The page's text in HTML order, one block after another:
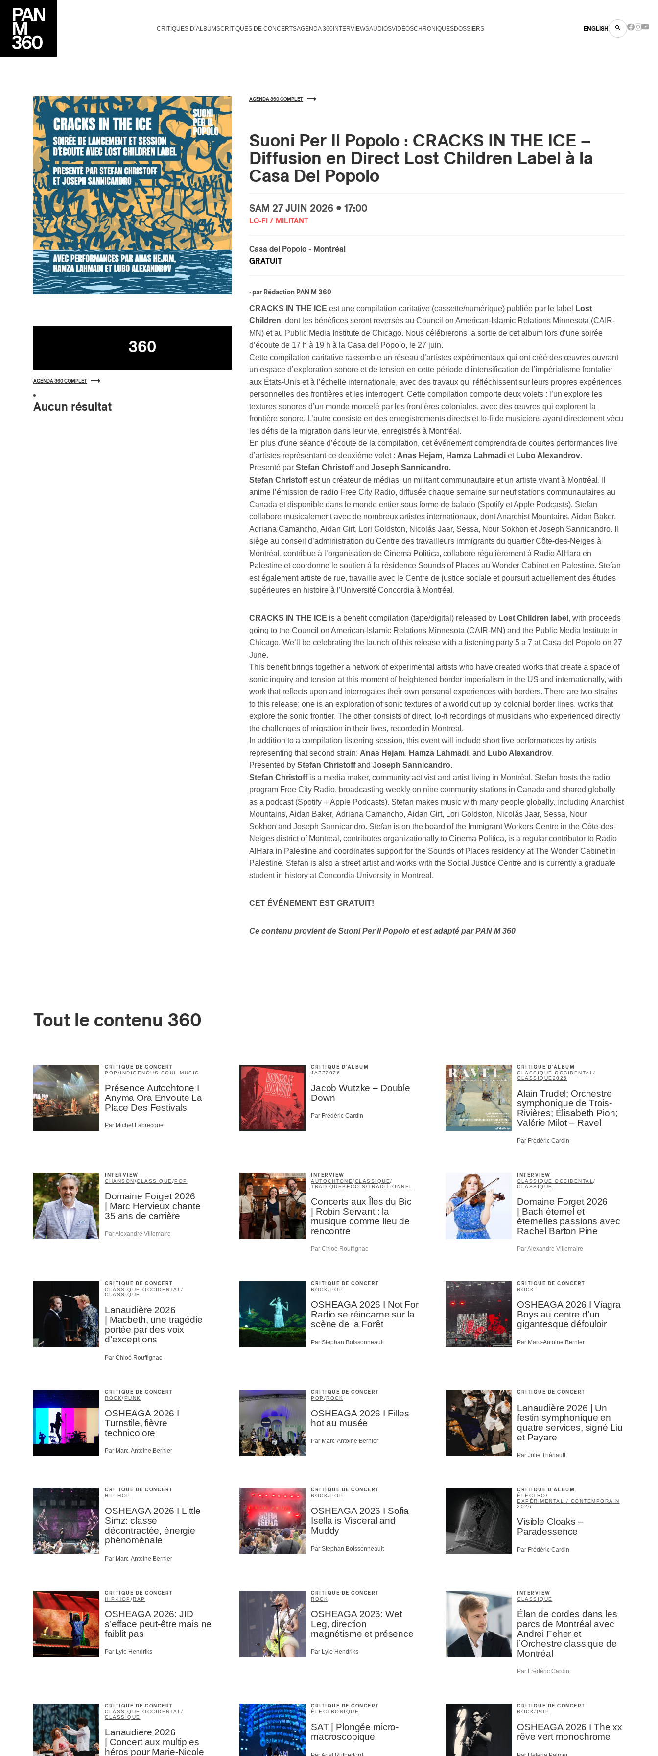
CRITIQUES D’ALBUMSCRITIQUES DE CONCERTSAGENDA 360INTERVIEWSAUDIOSVIDÉOSCHRONIQUESDOSSIERS ENGLISH
360
AGENDA 360 COMPLET
Aucun résultat
AGENDA 360 COMPLET
Suoni Per Il Popolo : CRACKS IN THE ICE –
Diffusion en Direct Lost Children Label à la
Casa Del Popolo
SAM 27 JUIN 2026 • 17:00
LO-FI / MILITANT
Casa del Popolo - Montréal
GRATUIT
· par Rédaction PAN M 360
CRACKS IN THE ICE est une compilation caritative (cassette/numérique) publiée par le label
Lost
Children, dont les bénéfices seront reversés au Council on American-Islamic Relations Minnesota (CAIR-
MN) et au Public Media Institute de Chicago. Nous célébrerons la sortie de cet album lors d’une soirée
d’écoute de 17 h à 19 h à la Casa del Popolo, le 27 juin.
Cette compilation caritative rassemble un réseau d’artistes expérimentaux qui ont créé des œuvres ouvrant
un espace d’exploration sonore et de tension en cette période d’intensification de l’impérialisme frontalier
aux États-Unis et à l’échelle internationale, avec des travaux qui réfléchissent sur leurs propres expériences
personnelles des frontières et les interrogent. Cette compilation comporte deux volets : l’un explore les
textures sonores d’un monde morcelé par les frontières coloniales, avec des œuvres qui explorent la
frontière sonore. L’autre consiste en des enregistrements directs et lo-fi de musiciens ayant directement vécu
les défis de la migration dans leur vie, enregistrés à Montréal.
En plus d’une séance d’écoute de la compilation, cet événement comprendra de courtes performances live
d’artistes représentant ce deuxième volet : Anas Hejam, Hamza Lahmadi et Lubo Alexandrov.
Presenté par Stefan Christoffand Joseph Sannicandro.
Stefan Christoffest un créateur de médias, un militant communautaire et un artiste vivant à Montréal. Il
anime l’émission de radio Free City Radio, diffusée chaque semaine sur neuf stations communautaires au
Canada et disponible dans le monde entier sous forme de balado (Spotify et Apple Podcasts). Stefan
collabore musicalement avec de nombreux artistes internationaux, dont Anarchist Mountains, Aidan Baker,
Adriana Camancho, Aidan Girt, Lori Goldston, Nicolás Jaar, Sessa, Nour Sokhon et Joseph Sannicandro. Il
siège au conseil d’administration du Centre des travailleurs immigrants du quartier Côte-des-Neiges à
Montréal, contribue à l’organisation de Cinema Politica, collabore régulièrement à Radio AlHara en
Palestine et coordonne le soutien à la résidence Sounds of Places au Wonder Cabinet en Palestine. Stefan
est également artiste de rue, travaille avec le Centre de justice sociale et poursuit actuellement des études
supérieures en histoire à l’Université Concordia à Montréal.
CRACKS IN THE ICE is a benefit compilation (tape/digital) released by Lost Children label , with proceeds
going to the Council on American-Islamic Relations Minnesota (CAIR-MN) and the Public Media Institute in
Chicago. We’ll be celebrating the launch of this release with a listening party 5 a 7 at Casa del Popolo on 27
June.
This benefit brings together a network of experimental artists who have created works that create a space of
sonic inquiry and tension at this moment of heightened border imperialism in the US and internationally, with
work that reflects upon and interrogates their own personal experiences with borders. There are two strains
to this release: one is an exploration of sonic textures of a world cut up by colonial border lines, works that
explore the sonic frontier. The other consists of direct, lo-fi recordings of musicians who experienced directly
the challenges of migration in their lives, recorded in Montreal.
In addition to a compilation listening session, this event will include short live performances by artists
representing that second strain: Anas Hejam, Hamza Lahmadi, and Lubo Alexandrov.
Presented by Stefan Christoffand Joseph Sannicandro.
Stefan Christoffis a media maker, community activist and artist living in Montréal. Stefan hosts the radio
program Free City Radio, broadcasting weekly on nine community stations in Canada and shared globally
as a podcast (Spotify + Apple Podcasts). Stefan makes music with many people globally, including Anarchist
Mountains, Aidan Baker, Adriana Camancho, Aidan Girt, Lori Goldston, Nicolás Jaar, Sessa, Nour
Sokhon and Joseph Sannicandro. Stefan is on the board of the Immigrant Workers Centre in the Côte-des-
Neiges district of Montreal, contributes organizationally to Cinema Politica, is a regular contributor to Radio
AlHara in Palestine and coordinates support for the Sounds of Places residency at The Wonder Cabinet in
Palestine. Stefan is also a street artist and works with the Social Justice Centre and is currently a graduate
student in history at Concordia University in Montreal.
CET ÉVÉNEMENT EST GRATUIT!
Ce contenu provient de Suoni Per Il Popolo et est adapté par PAN M 360
Tout le contenu 360
CRITIQUE DE CONCERT
POP /INDIGENOUS SOUL MUSIC
Présence Autochtone I
Anyma Ora Envoute La
Place Des Festivals
Par Michel Labrecque
CRITIQUE D'ALBUM
JAZZ2026
Jacob Wutzke – Double
Down
Par Frédéric Cardin
CRITIQUE D'ALBUM
CLASSIQUE OCCIDENTAL /
CLASSIQUE 2026
Alain Trudel; Orchestre
symphonique de Trois-
Rivières; Élisabeth Pion;
Valérie Milot – Ravel
Par Frédéric Cardin
INTERVIEW
CHANSON/CLASSIQUE /POP
Domaine Forget 2026
| Marc Hervieux chante
35 ans de carrière
Par Alexandre Villemaire
INTERVIEW
AUTOCHTONE/CLASSIQUE/
TRAD QUÉBÉCOIS/TRADITIONNEL
Concerts aux Îles du Bic
| Robin Servant : la
musique comme lieu de
rencontre
Par Chloé Rouffignac
INTERVIEW
CLASSIQUE OCCIDENTAL /
CLASSIQUE
Domaine Forget 2026
| Bach éternel et
éternelles passions avec
Rachel Barton Pine
Par Alexandre Villemaire
CRITIQUE DE CONCERT
CLASSIQUE OCCIDENTAL/
CLASSIQUE
Lanaudière 2026
| Macbeth, une tragédie
portée par des voix
d’exceptions
Par Chloé Rouffignac
CRITIQUE DE CONCERT
ROCK/ POP
OSHEAGA 2026 I Not For
Radio se réincarne sur la
scène de la Forêt
Par Stephan Boissonneault
CRITIQUE DE CONCERT
ROCK
OSHEAGA 2026 I Viagra
Boys au centre d’un
gigantesque défouloir
Par Marc-Antoine Bernier
CRITIQUE DE CONCERT
ROCK/PUNK
OSHEAGA 2026 I
Turnstile, fièvre
technicolore
Par Marc-Antoine Bernier
CRITIQUE DE CONCERT
POP /ROCK
OSHEAGA 2026 I Filles
hot au musée
Par Marc-Antoine Bernier
CRITIQUE DE CONCERT
Lanaudière 2026 | Un
festin symphonique en
quatre services, signé Liu
et Payare
Par Julie Thériault
CRITIQUE DE CONCERT
HIP HOP
OSHEAGA 2026 I Little
Simz: classe
décontractée, énergie
phénoménale
Par Marc-Antoine Bernier
CRITIQUE DE CONCERT
ROCK/POP
OSHEAGA 2026 I Sofia
Isella is Visceral and
Muddy
Par Stephan Boissonneault
CRITIQUE D'ALBUM
ÉLECTRO/
EXPÉRIMENTAL / CONTEMPORAIN
2026
Visible Cloaks –
Paradessence
Par Frédéric Cardin
CRITIQUE DE CONCERT
HIP-HOP /RAP
OSHEAGA 2026: JID
s’efface peut-être mais ne
faiblit pas
Par Lyle Hendriks
CRITIQUE DE CONCERT
ROCK
OSHEAGA 2026: Wet
Leg, direction
magnétisme et présence
Par Lyle Hendriks
INTERVIEW
CLASSIQUE
Élan de cordes dans les
parcs de Montréal avec
Andrei Feher et
l’Orchestre classique de
Montréal
Par Frédéric Cardin
CRITIQUE DE CONCERT
CLASSIQUE OCCIDENTAL/
CLASSIQUE
Lanaudière 2026
| Concert aux multiples
héros pour Marie-Nicole
CRITIQUE DE CONCERT
ÉLECTRONIQUE
SAT | Plongée micro-
macroscopique
CRITIQUE DE CONCERT
ROCK/POP
OSHEAGA 2026 I The xx
rêve vert monochrome
Infolettre
CAPTCHA